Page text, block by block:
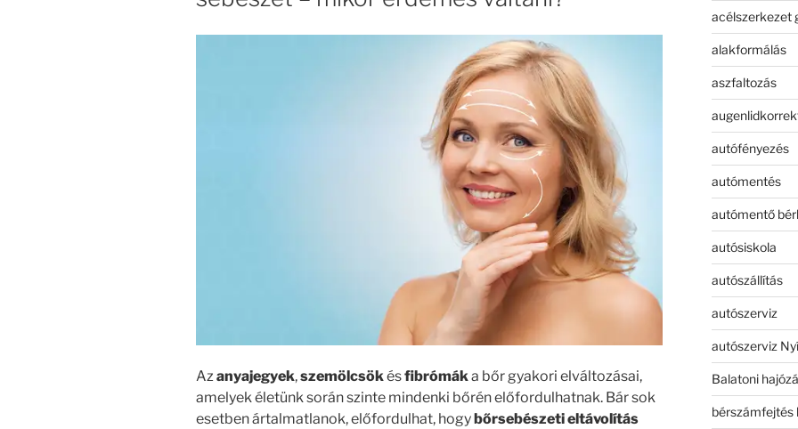
Azanyajegyek,szemölcsökésfibrómáka bőr gyakori elváltozásai,
amelyek életünk során szinte mindenki bőrén előfordulhatnak. Bár sok
esetben ártalmatlanok, előfordulhat, hogy bőrsebészeti eltávolítás
acélszerkezet
alakformálás
aszfaltozás
autófényezés
autómentés
autómentő
autósiskola
autószállítás
autószerviz
autószerviz
Balatoni
bérszámfejtés